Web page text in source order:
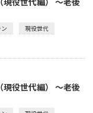
現役世代
役世代編） ～老後